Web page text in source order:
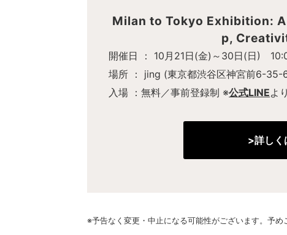
Milan to Tokyo Exhibition:
p,
開催日 ： 10月21日(金)～30日(日)
場所 ： jing (東京都渋谷区神宮前6-35-
入場 ：無料／事前登録制 ※公式LINEよ
>詳しく
※予告なく変更・中止になる可能性がございます。予め